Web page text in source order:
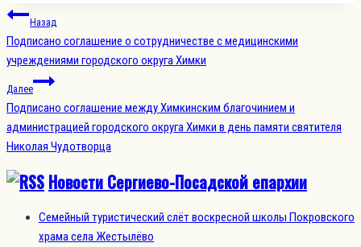
Навигация
по
записям
Назад
Подписано соглашение о сотрудничестве с медицинскими
учреждениями городского округа Химки
Далее
Подписано соглашение между Химкинским благочинием и
администрацией городского округа Химки в день памяти святителя
Николая Чудотворца
Новости Сергиево-Посадской епархии
Семейный туристический слёт воскресной школы Покровского
храма села Жестылёво